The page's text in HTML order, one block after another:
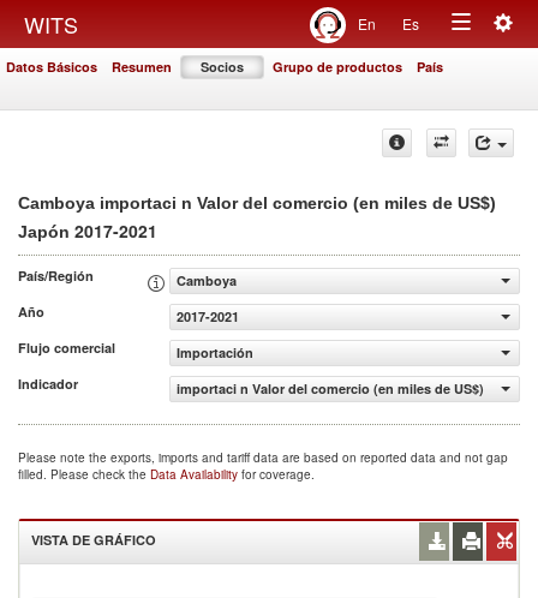
WITS En Es
Toggle
Datos Básicos Resumen Socios Grupo de productos País
Camboya importaci n Valor del comercio (en miles de US$)
Japón 2017-2021
País/Región
Camboya
Año
2017-2021
Flujo comercial
Importación
Indicador
importaci n Valor del comercio (en miles de US$)
Please note the exports, imports and tariff data are based on reported data and not gap
filled. Please check the Data Availability for coverage.
VISTA DE GRÁFICO